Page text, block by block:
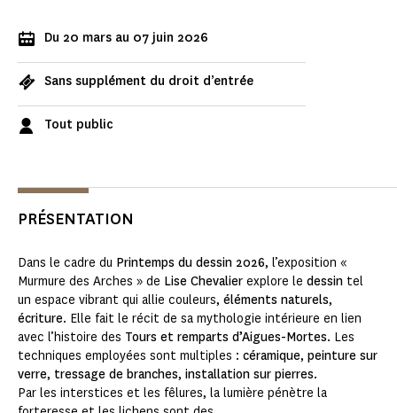
Du 20 mars au 07 juin 2026
Sans supplément du droit d’entrée
Tout public
PRÉSENTATION
Dans le cadre du Printemps du dessin 2026, l’exposition «
Murmure des Arches » de Lise Chevalier explore le dessin tel
un espace vibrant qui allie couleurs, éléments naturels,
écriture. Elle fait le récit de sa mythologie intérieure en lien
avec l’histoire des Tours et remparts d’Aigues-Mortes. Les
techniques employées sont multiples : céramique, peinture sur
verre, tressage de branches, installation sur pierres.
Par les interstices et les fêlures, la lumière pénètre la